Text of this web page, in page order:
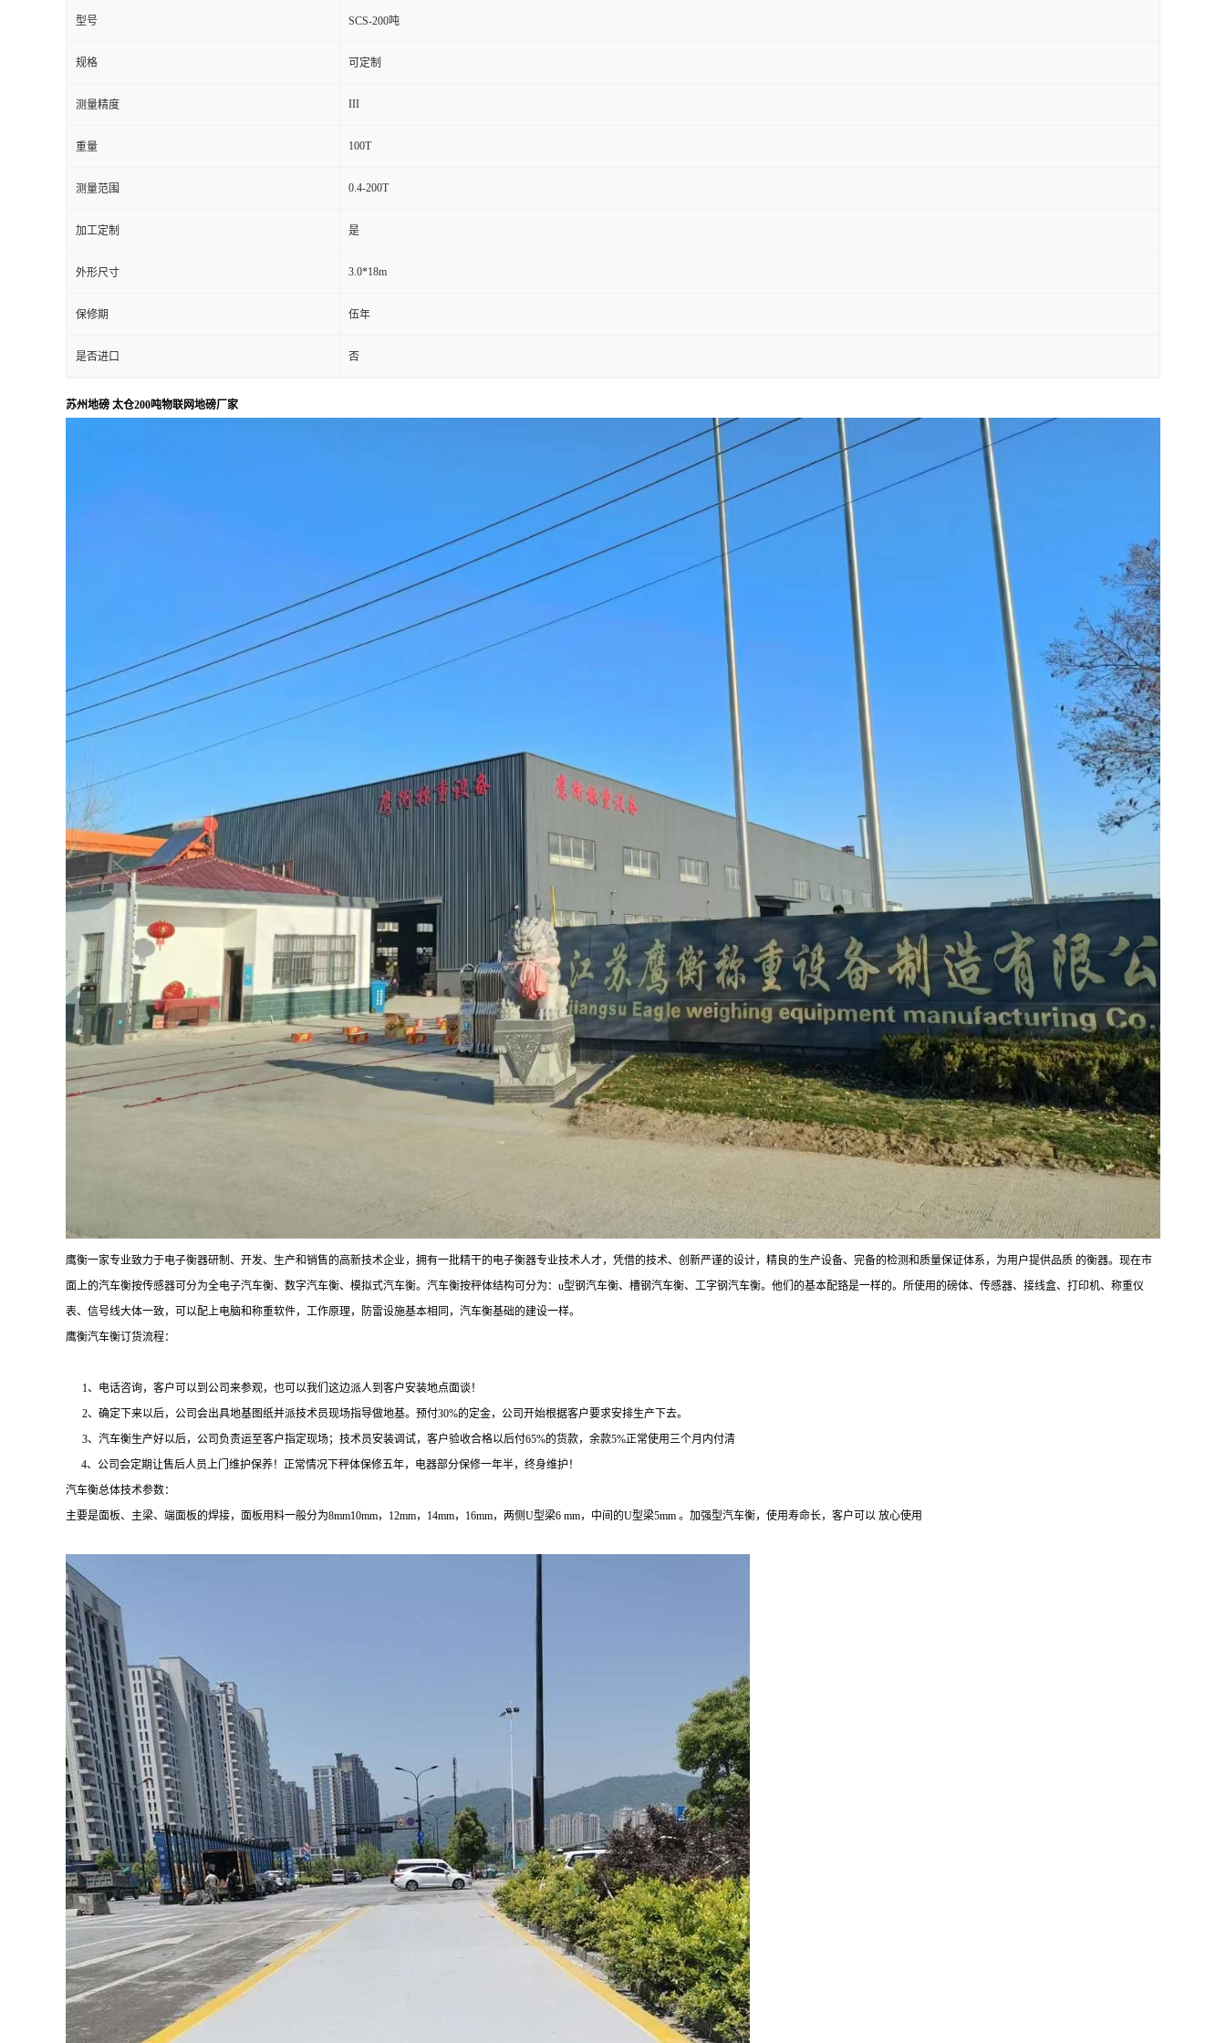
型号 SCS-200吨
规格 可定制
测量精度 III
重量 100T
测量范围 0.4-200T
加工定制 是
外形尺寸 3.0*18m
保修期 伍年
是否进口 否
苏州地磅 太仓200吨物联网地磅厂家
鹰衡一家专业致力于电子衡器研制、开发、生产和销售的高新技术企业，拥有一批精干的电子衡器专业技术人才，凭借的技术、创新严谨的设计，精良的生产设备、完备的检测和质量保证体系，为用户提供品质 的衡器。现在市
面上的汽车衡按传感器可分为全电子汽车衡、数字汽车衡、模拟式汽车衡。汽车衡按秤体结构可分为：u型钢汽车衡、槽钢汽车衡、工字钢汽车衡。他们的基本配臵是一样的。所使用的磅体、传感器、接线盒、打印机、称重仪
表、信号线大体一致，可以配上电脑和称重软件，工作原理，防雷设施基本相同，汽车衡基础的建设一样。
鹰衡汽车衡订货流程：
1、电话咨询，客户可以到公司来参观，也可以我们这边派人到客户安装地点面谈！
2、确定下来以后，公司会出具地基图纸并派技术员现场指导做地基。预付30%的定金，公司开始根据客户要求安排生产下去。
3、汽车衡生产好以后，公司负责运至客户指定现场；技术员安装调试，客户验收合格以后付65%的货款，余款5%正常使用三个月内付清
4、公司会定期让售后人员上门维护保养！正常情况下秤体保修五年，电器部分保修一年半，终身维护！
汽车衡总体技术参数：
主要是面板、主梁、端面板的焊接，面板用料一般分为8mm10mm，12mm，14mm，16mm，两侧U型梁6 mm，中间的U型梁5mm 。加强型汽车衡，使用寿命长，客户可以 放心使用